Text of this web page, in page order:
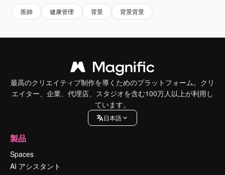
医師 健康管理 背景 背景背景
最高のクリエイティブ制作を導くためのプラットフォーム。クリ
エイター、企業、代理店、スタジオを含む100万人以上が利用し
ています。
日本語
製品
Spaces
AI アシスタント